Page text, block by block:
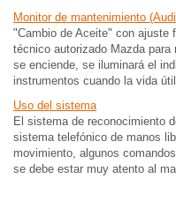
Monitor de mantenimiento
"Cambio de Aceite" con ajuste
técnico autorizado Mazda
se enciende, se iluminará el
instrumentos cuando la vida
Uso del sistema
El sistema de reconocimiento
sistema telefónico de manos
movimiento, algunos
se debe estar muy atento al